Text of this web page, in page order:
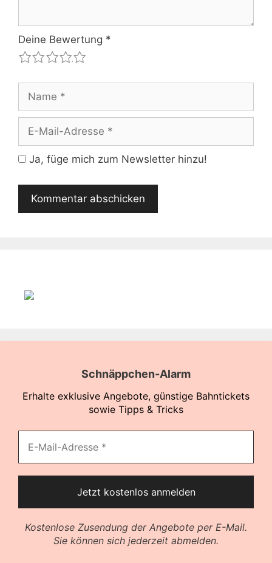
Deine Bewertung *
4
3
2
1
Name
Adresse
Ja, füge mich zum Newsletter hinzu!
Schnäppchen-Alarm
Erhalte exklusive Angebote, günstige Bahntickets
sowie Tipps & Tricks
Kostenlose Zusendung der Angebote per E-Mail.
Sie können sich jederzeit abmelden.